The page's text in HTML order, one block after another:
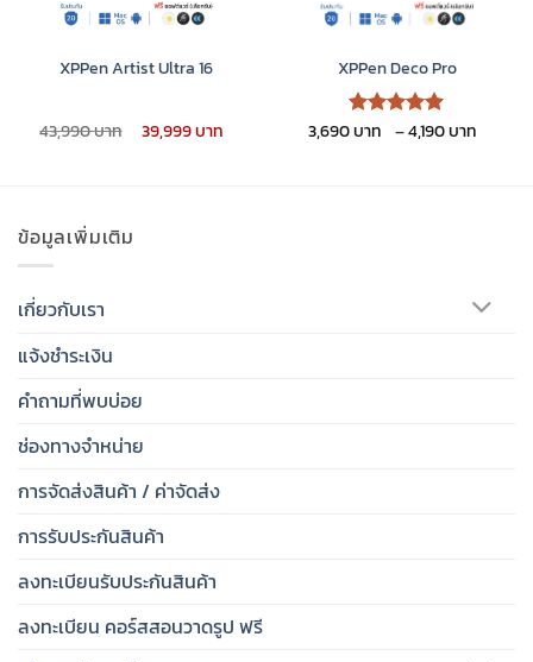
XPPen Artist Ultra 16
43,990 Original
price
39,999
XPPen Deco Pro
ให้คะแนน
3,690 –4,190
ข้อมูลเพิ่มเติม
เกี่ยวกับเรา
แจ้งชำระเงิน
คำถามที่พบบ่อย
ช่องทางจำหน่าย
การจัดส่งสินค้า / ค่าจัดส่ง
การรับประกันสินค้า
ลงทะเบียนรับประกันสินค้า
ลงทะเบียน คอร์สสอนวาดรูป ฟรี